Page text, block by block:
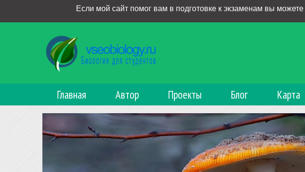
Если мой сайт помог вам в подготовке к экзаменам вы можете
Главная Автор Проекты Блог Карта